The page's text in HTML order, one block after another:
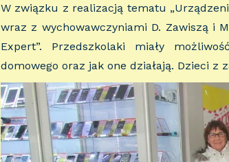
W związku z realizacją tematu
wraz z wychowawczyniami D. Zawiszą i
Expert”. Przedszkolaki miały
domowego oraz jak one działają. Dzieci z